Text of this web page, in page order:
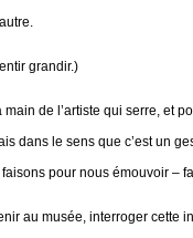
grandir.)
de l’artiste qui serre, et
dans le sens que c’est un
pour nous émouvoir –
au musée, interroger cette